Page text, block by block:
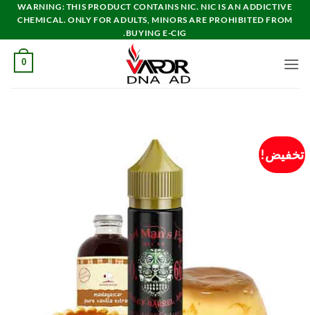
تخطي
للمحتوى
WARNING: THIS PRODUCT CONTAINS NIC. NIC IS AN ADDICTIVE
CHEMICAL. ONLY FOR ADULTS, MINORS ARE PROHIBITED FROM
BUYING E-CIG.
0
تخفيض!